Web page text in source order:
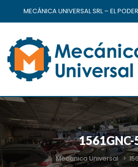
MECÁNICA UNIVERSAL SRL – EL
1561GNC-
Mecanica Universal >